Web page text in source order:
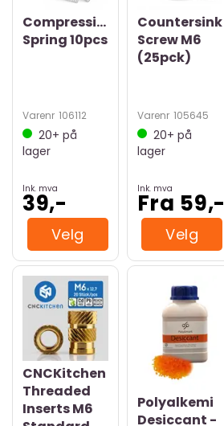
Compression
Spring 10pcs
Varenr 106112
20+ på
lager
Ink. mva
39,-
Velg
Countersink
Screw M6
(25pck)
Varenr 105645
20+ på
lager
Ink. mva
Fra 59,-
Velg
CNCKitchen
Threaded
Inserts M6
Polyalkemi
Desiccant -